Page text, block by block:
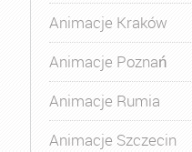
Animacje Kraków
Animacje Poznań
Animacje Rumia
Animacje Szczecin